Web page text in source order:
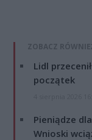
ZOBACZ
Lidl
początek
Pieniądze
Wnioski